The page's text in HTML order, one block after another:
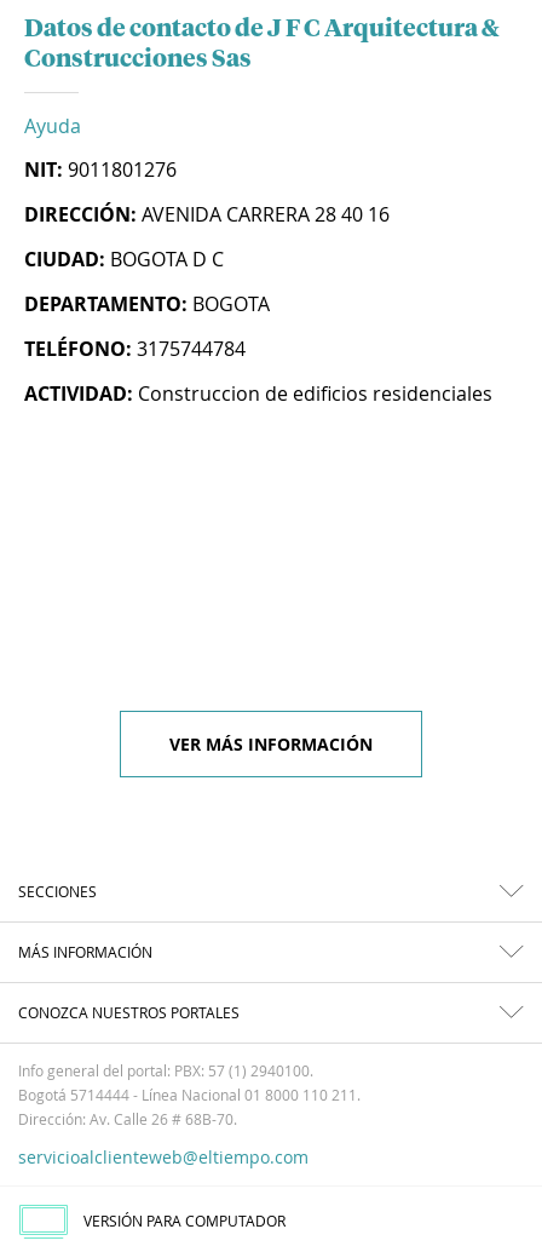
Datos de contacto de J F C Arquitectura &
Construcciones Sas
Ayuda
NIT: 9011801276
DIRECCIÓN: AVENIDA CARRERA 28 40 16
CIUDAD: BOGOTA D C
DEPARTAMENTO: BOGOTA
TELÉFONO: 3175744784
ACTIVIDAD: Construccion de edificios residenciales
VER MÁS INFORMACIÓN
SECCIONES
MÁS INFORMACIÓN
CONOZCA NUESTROS PORTALES
Info general del portal: PBX: 57 (1) 2940100.
Bogotá 5714444 - Línea Nacional 01 8000 110 211.
Dirección: Av. Calle 26 # 68B-70.
servicioalclienteweb@eltiempo.com
VERSIÓN PARA COMPUTADOR